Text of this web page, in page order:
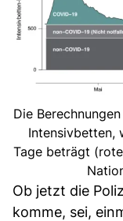
Die
Intensivbetten,
Tage beträgt
Ob jetzt die
komme, sei,